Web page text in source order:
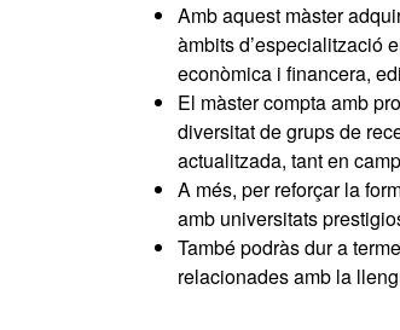
Amb aquest màster
àmbits d’especialització
econòmica i financera,
El màster compta amb
diversitat de grups de
actualitzada, tant en
A més, per reforçar la
amb universitats
També podràs dur a
relacionades amb la